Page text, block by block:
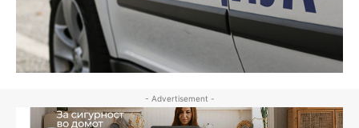
- Advertisement -